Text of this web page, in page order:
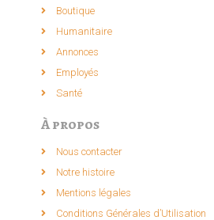
Boutique
Humanitaire
Annonces
Employés
Santé
À propos
Nous contacter
Notre histoire
Mentions légales
Conditions Générales d’Utilisation